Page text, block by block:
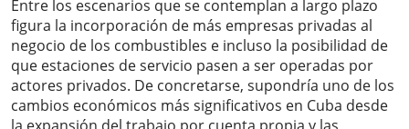
Entre los escenarios que se contemplan a largo plazo
figura la incorporación de más empresas privadas al
negocio de los combustibles e incluso la posibilidad de
que estaciones de servicio pasen a ser operadas por
actores privados. De concretarse, supondría uno de los
cambios económicos más significativos en Cuba desde